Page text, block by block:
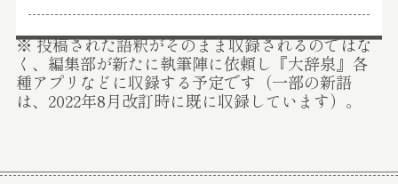
※ 投稿された語釈がそのまま収録されるのではな
く、編集部が新たに執筆陣に依頼し『大辞泉』各
種アプリなどに収録する予定です（一部の新語
は、2022年8月改訂時に既に収録しています）。